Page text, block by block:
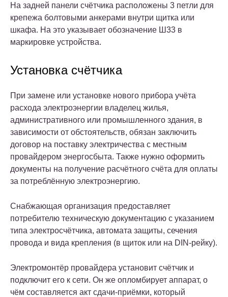
На задней панели счётчика расположены 3 петли для
крепежа болтовыми анкерами внутри щитка или
шкафа. На это указывает обозначение Ш33 в
маркировке устройства.
Установка счётчика
При замене или установке нового прибора учёта
расхода электроэнергии владелец жилья,
административного или промышленного здания, в
зависимости от обстоятельств, обязан заключить
договор на поставку электричества с местным
провайдером энергосбыта. Также нужно оформить
документы на получение расчётного счёта для оплаты
за потреблённую электроэнергию.
Снабжающая организация предоставляет
потребителю техническую документацию с указанием
типа электросчётчика, автомата защиты, сечения
провода и вида крепления (в щиток или на DIN-рейку).
Электромонтёр провайдера установит счётчик и
подключит его к сети. Он же опломбирует аппарат, о
чём составляется акт сдачи-приёмки, который